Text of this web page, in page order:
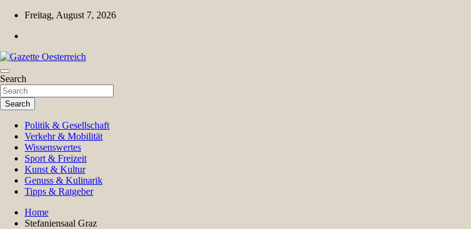
Skip
content
Freitag, August 7, 2026
Gazette Oesterreich
Magazin für Freizeit, Politik, Kultur & Wissenschaft
Search
Search
Politik & Gesellschaft
Verkehr & Mobilität
Wissenswertes
Sport & Freizeit
Kunst & Kultur
Genuss & Kulinarik
Tipps & Ratgeber
Home
Stefaniensaal Graz